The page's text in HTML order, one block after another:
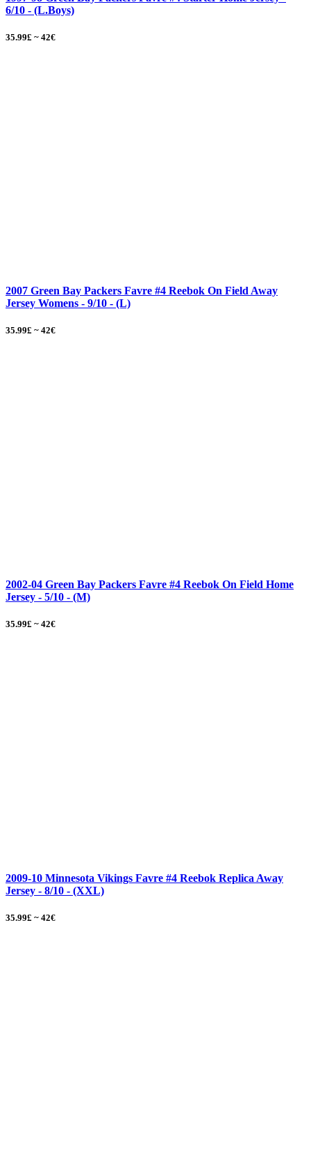
6/10 - (L.Boys)
35.99£ ~ 42€
2007 Green Bay Packers Favre #4 Reebok On Field Away
Jersey Womens - 9/10 - (L)
35.99£ ~ 42€
2002-04 Green Bay Packers Favre #4 Reebok On Field Home
Jersey - 5/10 - (M)
35.99£ ~ 42€
2009-10 Minnesota Vikings Favre #4 Reebok Replica Away
Jersey - 8/10 - (XXL)
35.99£ ~ 42€